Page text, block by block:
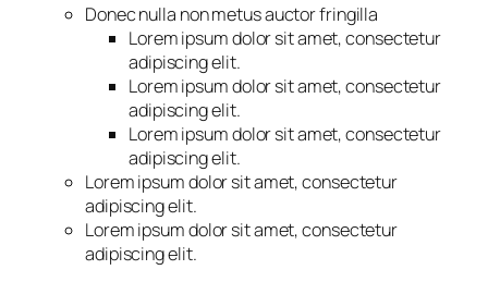
Donec nulla non metus auctor fringilla
Lorem ipsum dolor sit amet, consectetur
adipiscing elit.
Lorem ipsum dolor sit amet, consectetur
adipiscing elit.
Lorem ipsum dolor sit amet, consectetur
adipiscing elit.
Lorem ipsum dolor sit amet, consectetur
adipiscing elit.
Lorem ipsum dolor sit amet, consectetur
adipiscing elit.